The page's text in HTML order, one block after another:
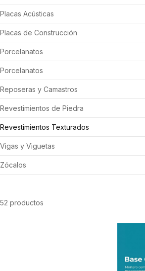
Placas Acústicas
Placas de Construcción
Porcelanatos
Porcelanatos
Reposeras y Camastros
Revestimientos de Piedra
Revestimientos Texturados
Vigas y Viguetas
Zócalos
52 productos